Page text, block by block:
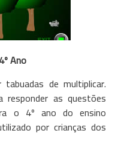
Ano
de multiplicar.
responder as questões
o 4º ano do ensino
por crianças dos